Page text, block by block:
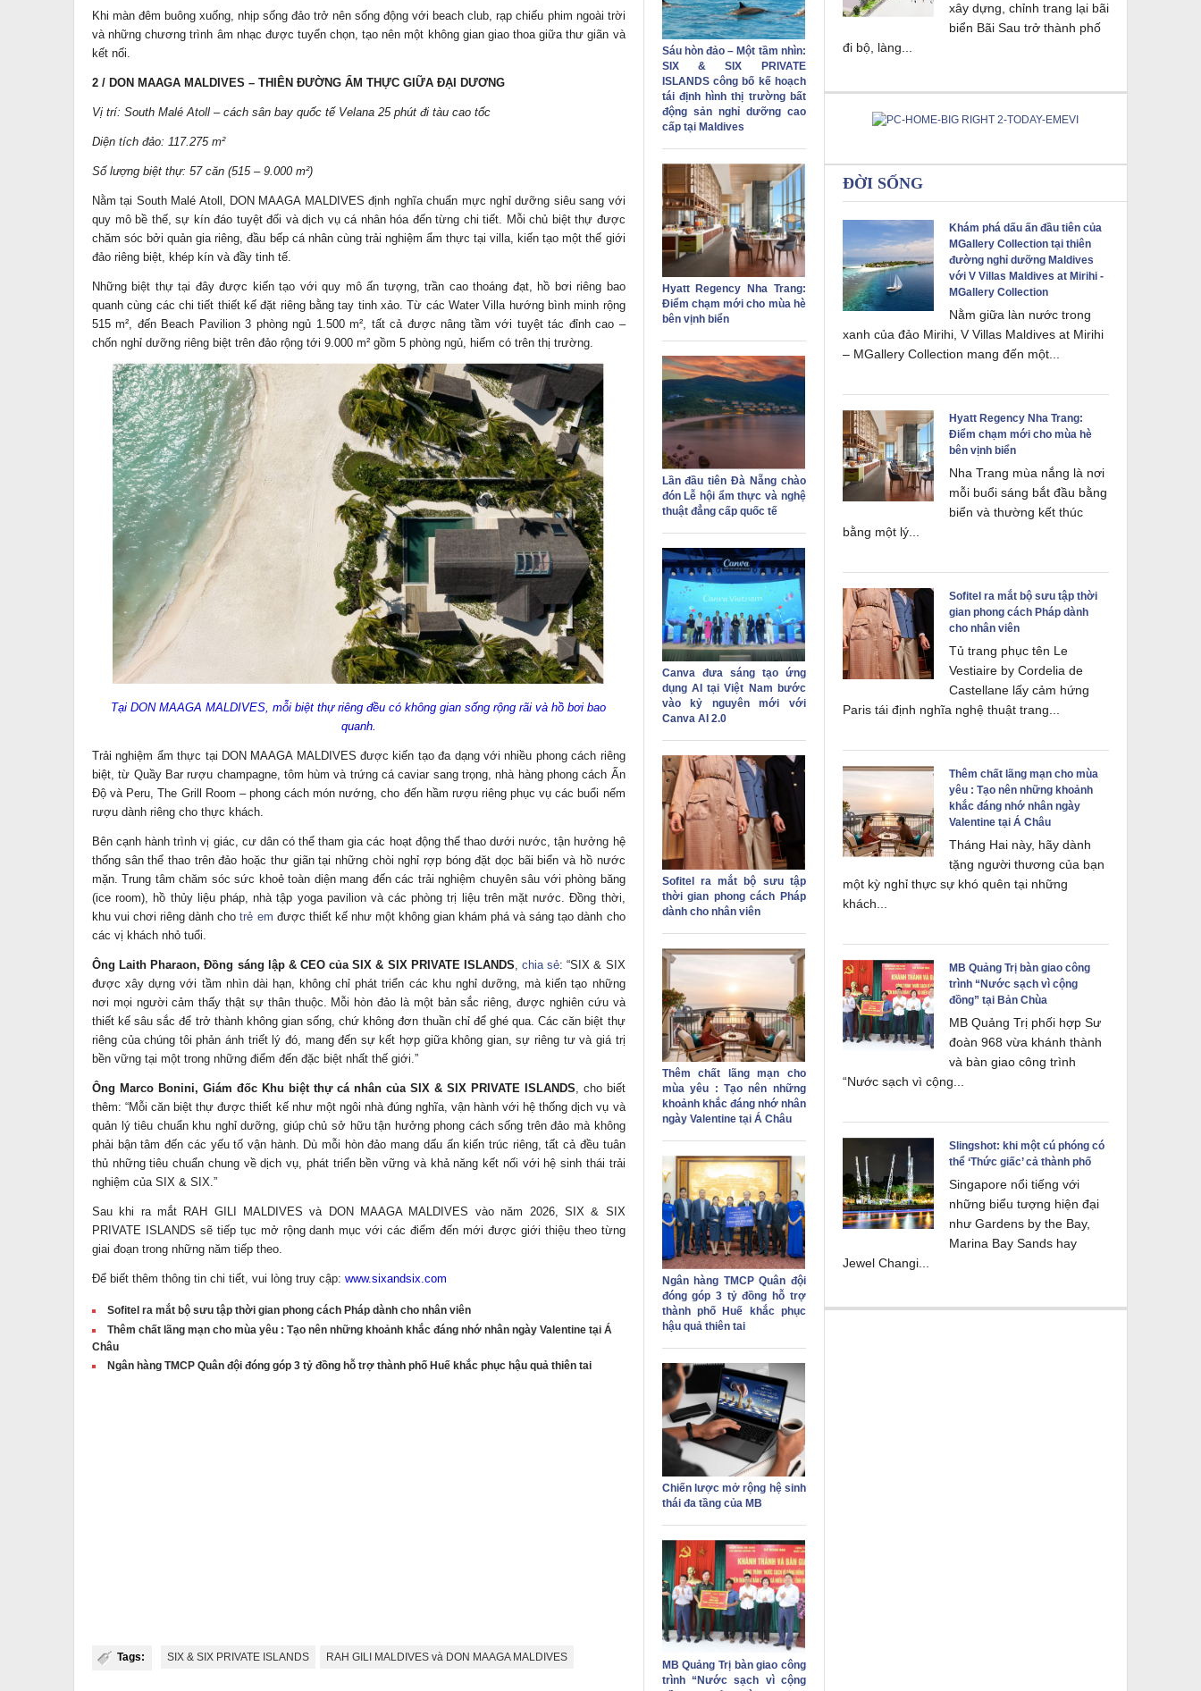
Khi màn đêm buông xuống, nhịp sống đảo trở nên sống động với beach club, rạp chiếu phim ngoài trời
và những chương trình âm nhạc được tuyển chọn, tạo nên một không gian giao thoa giữa thư giãn và
kết nối.
2 / DON MAAGA MALDIVES – THIÊN ĐƯỜNG ẨM THỰC GIỮA ĐẠI DƯƠNG
Vị trí: South Malé Atoll – cách sân bay quốc tế Velana 25 phút đi tàu cao tốc
Diện tích đảo: 117.275 m²
Số lượng biệt thự: 57 căn (515 – 9.000 m²)
Nằm tại South Malé Atoll, DON MAAGA MALDIVES định nghĩa chuẩn mực nghỉ dưỡng siêu sang với
quy mô bề thế, sự kín đáo tuyệt đối và dịch vụ cá nhân hóa đến từng chi tiết. Mỗi chủ biệt thự được
chăm sóc bởi quản gia riêng, đầu bếp cá nhân cùng trải nghiệm ẩm thực tại villa, kiến tạo một thế giới
đảo riêng biệt, khép kín và đầy tinh tế.
Những biệt thự tại đây được kiến tạo với quy mô ấn tượng, trần cao thoáng đạt, hồ bơi riêng bao
quanh cùng các chi tiết thiết kế đặt riêng bằng tay tinh xảo. Từ các Water Villa hướng bình minh rộng
515 m², đến Beach Pavilion 3 phòng ngủ 1.500 m², tất cả được nâng tầm với tuyệt tác đỉnh cao –
chốn nghỉ dưỡng riêng biệt trên đảo rộng tới 9.000 m² gồm 5 phòng ngủ, hiếm có trên thị trường.
Tại DON MAAGA MALDIVES, mỗi biệt thự riêng đều có không gian sống rộng rãi và hồ bơi bao
quanh.
Trải nghiệm ẩm thực tại DON MAAGA MALDIVES được kiến tạo đa dạng với nhiều phong cách riêng
biệt, từ Quầy Bar rượu champagne, tôm hùm và trứng cá caviar sang trọng, nhà hàng phong cách Ấn
Độ và Peru, The Grill Room – phong cách món nướng, cho đến hầm rượu riêng phục vụ các buổi nếm
rượu dành riêng cho thực khách.
Bên cạnh hành trình vị giác, cư dân có thể tham gia các hoạt động thể thao dưới nước, tận hưởng hệ
thống sân thể thao trên đảo hoặc thư giãn tại những chòi nghỉ rợp bóng đặt dọc bãi biển và hồ nước
mặn. Trung tâm chăm sóc sức khoẻ toàn diện mang đến các trải nghiệm chuyên sâu với phòng băng
(ice room), hồ thủy liệu pháp, nhà tập yoga pavilion và các phòng trị liệu trên mặt nước. Đồng thời,
khu vui chơi riêng dành chotrẻ em được thiết kế như một không gian khám phá và sáng tạo dành cho
các vị khách nhỏ tuổi.
Ông Laith Pharaon, Đồng sáng lập & CEO của SIX & SIX PRIVATE ISLANDS ,chia sẻ: “SIX & SIX
được xây dựng với tầm nhìn dài hạn, không chỉ phát triển các khu nghỉ dưỡng, mà kiến tạo những
nơi mọi người cảm thấy thật sự thân thuộc. Mỗi hòn đảo là một bản sắc riêng, được nghiên cứu và
thiết kế sâu sắc để trở thành không gian sống, chứ không đơn thuần chỉ để ghé qua. Các căn biệt thự
riêng của chúng tôi phản ánh triết lý đó, mang đến sự kết hợp giữa không gian, sự riêng tư và giá trị
bền vững tại một trong những điểm đến đặc biệt nhất thế giới.”
Ông Marco Bonini, Giám đốc Khu biệt thự cá nhân của SIX & SIX PRIVATE ISLANDS , cho biết
thêm: “Mỗi căn biệt thự được thiết kế như một ngôi nhà đúng nghĩa, vận hành với hệ thống dịch vụ và
quản lý tiêu chuẩn khu nghỉ dưỡng, giúp chủ sở hữu tận hưởng phong cách sống trên đảo mà không
phải bận tâm đến các yếu tố vận hành. Dù mỗi hòn đảo mang dấu ấn kiến trúc riêng, tất cả đều tuân
thủ những tiêu chuẩn chung về dịch vụ, phát triển bền vững và khả năng kết nối với hệ sinh thái trải
nghiệm của SIX & SIX.”
Sau khi ra mắt RAH GILI MALDIVES và DON MAAGA MALDIVES vào năm 2026, SIX & SIX
PRIVATE ISLANDS sẽ tiếp tục mở rộng danh mục với các điểm đến mới được giới thiệu theo từng
giai đoạn trong những năm tiếp theo.
Để biết thêm thông tin chi tiết, vui lòng truy cập: www.sixandsix.com
Sofitel ra mắt bộ sưu tập thời gian phong cách Pháp dành cho nhân viên
Thêm chất lãng mạn cho mùa yêu : Tạo nên những khoảnh khắc đáng nhớ nhân ngày Valentine tại Á
Châu
Ngân hàng TMCP Quân đội đóng góp 3 tỷ đồng hỗ trợ thành phố Huế khắc phục hậu quả thiên tai
Tags: SIX & SIX PRIVATE ISLANDS RAH GILI MALDIVES và DON MAAGA MALDIVES
Sáu hòn đảo – Một tầm nhìn:
SIX & SIX PRIVATE
ISLANDS công bố kế hoạch
tái định hình thị trường bất
động sản nghỉ dưỡng cao
cấp tại Maldives
Hyatt Regency Nha Trang:
Điểm chạm mới cho mùa hè
bên vịnh biển
Lần đầu tiên Đà Nẵng chào
đón Lễ hội ẩm thực và nghệ
thuật đẳng cấp quốc tế
Canva đưa sáng tạo ứng
dụng AI tại Việt Nam bước
vào kỷ nguyên mới với
Canva AI 2.0
Sofitel ra mắt bộ sưu tập
thời gian phong cách Pháp
dành cho nhân viên
Thêm chất lãng mạn cho
mùa yêu : Tạo nên những
khoảnh khắc đáng nhớ nhân
ngày Valentine tại Á Châu
Ngân hàng TMCP Quân đội
đóng góp 3 tỷ đồng hỗ trợ
thành phố Huế khắc phục
hậu quả thiên tai
Chiến lược mở rộng hệ sinh
thái đa tầng của MB
MB Quảng Trị bàn giao công
trình “Nước sạch vì cộng
xây dựng, chỉnh trang lại bãi
biển Bãi Sau trở thành phố
đi bộ, làng...
ĐỜI SỐNG
Khám phá dấu ấn đầu tiên của
MGallery Collection tại thiên
đường nghỉ dưỡng Maldives
với V Villas Maldives at Mirihi -
MGallery Collection
Nằm giữa làn nước trong
xanh của đảo Mirihi, V Villas Maldives at Mirihi
– MGallery Collection mang đến một...
Hyatt Regency Nha Trang:
Điểm chạm mới cho mùa hè
bên vịnh biển
Nha Trang mùa nắng là nơi
mỗi buổi sáng bắt đầu bằng
biển và thường kết thúc
bằng một lý...
Sofitel ra mắt bộ sưu tập thời
gian phong cách Pháp dành
cho nhân viên
Tủ trang phục tên Le
Vestiaire by Cordelia de
Castellane lấy cảm hứng
Paris tái định nghĩa nghệ thuật trang...
Thêm chất lãng mạn cho mùa
yêu : Tạo nên những khoảnh
khắc đáng nhớ nhân ngày
Valentine tại Á Châu
Tháng Hai này, hãy dành
tặng người thương của bạn
một kỳ nghỉ thực sự khó quên tại những
khách...
MB Quảng Trị bàn giao công
trình “Nước sạch vì cộng
đồng” tại Bản Chùa
MB Quảng Trị phối hợp Sư
đoàn 968 vừa khánh thành
và bàn giao công trình
“Nước sạch vì cộng...
Slingshot: khi một cú phóng có
thể ‘Thức giấc’ cả thành phố
Singapore nổi tiếng với
những biểu tượng hiện đại
như Gardens by the Bay,
Marina Bay Sands hay
Jewel Changi...